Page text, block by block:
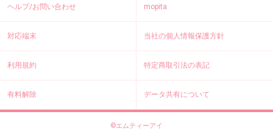
ヘルプ/お問い合わせ mopita
対応端末 当社の個人情報保護方針
利用規約 特定商取引法の表記
有料解除 データ共有について
©エムティーアイ